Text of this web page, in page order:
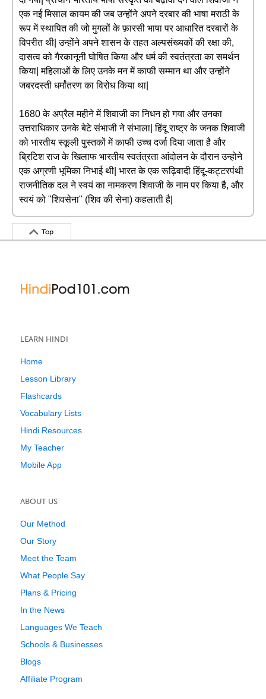
एक नई मिसाल कायम की जब उन्होंने अपने दरबार की भाषा मराठी के
रूप में स्थापित की जो मुगलों के फ़ारसी भाषा पर आधारित दरबारों के
विपरीत थी| उन्होंने अपने शासन के तहत अल्पसंख्यकों की रक्षा की,
दासत्व को गैरकानूनी घोषित किया और धर्म की स्वतंत्रता का समर्थन
किया| महिलाओं के लिए उनके मन में काफी सम्मान था और उन्होंने
जबरदस्ती धर्मांतरण का विरोध किया था|
1680 के अप्रैल महीने में शिवाजी का निधन हो गया और उनका
उत्तराधिकार उनके बेटे संभाजी ने संभाला| हिंदू राष्ट्र के जनक शिवाजी
को भारतीय स्कूली पुस्तकों में काफी उच्च दर्जा दिया जाता है और
ब्रिटिश राज के खिलाफ भारतीय स्वतंत्रता आंदोलन के दौरान उन्होने
एक अग्रणी भूमिका निभाई थी| भारत के एक रूढ़िवादी हिंदू-कट्टरपंथी
राजनीतिक दल ने स्वयं का नामकरण शिवाजी के नाम पर किया है, और
स्वयं को "शिवसेना" (शिव की सेना) कहलाती है|
Top
LEARN HINDI
Home
Lesson Library
Flashcards
Vocabulary Lists
Hindi Resources
My Teacher
Mobile App
ABOUT US
Our Method
Our Story
Meet the Team
What People Say
Plans & Pricing
In the News
Languages We Teach
Schools & Businesses
Blogs
Affiliate Program